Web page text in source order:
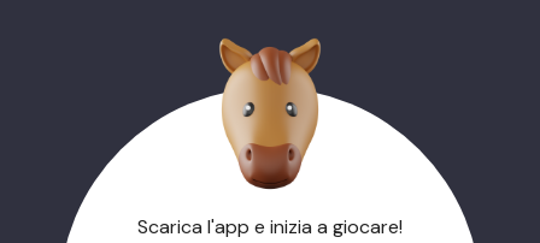
Scarica l'app e inizia a giocare!